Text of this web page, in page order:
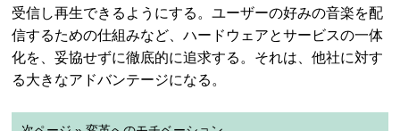
受信し再生できるようにする。ユーザーの好みの音楽を配
信するための仕組みなど、ハードウェアとサービスの一体
化を、妥協せずに徹底的に追求する。それは、他社に対す
る大きなアドバンテージになる。